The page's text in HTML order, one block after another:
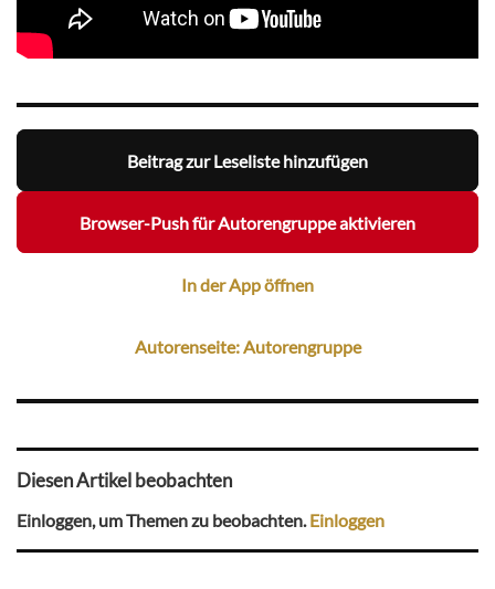
Beitrag zur Leseliste hinzufügen
Browser-Push für Autorengruppe aktivieren
In der App öffnen
Autorenseite: Autorengruppe
Diesen Artikel beobachten
Einloggen, um Themen zu beobachten. Einloggen